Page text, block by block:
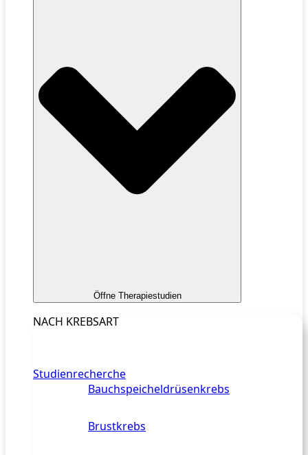
Öffne Therapiestudien
NACH KREBSART
Studienrecherche
Bauchspeicheldrüsenkrebs
Brustkrebs